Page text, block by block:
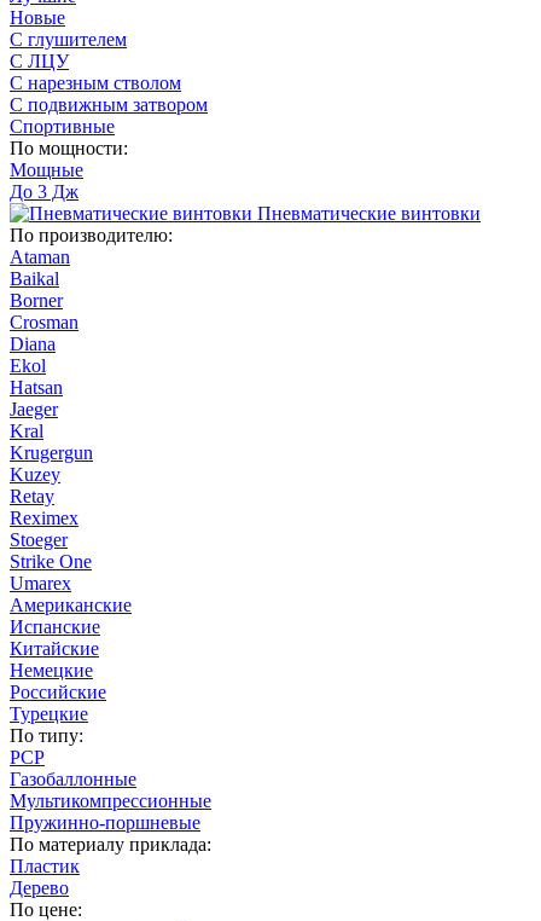
Новые
С глушителем
С ЛЦУ
С нарезным стволом
С подвижным затвором
Спортивные
По мощности:
Мощные
До 3 Дж
Пневматические винтовки
По производителю:
Ataman
Baikal
Borner
Crosman
Diana
Ekol
Hatsan
Jaeger
Kral
Krugergun
Kuzey
Retay
Reximex
Stoeger
Strike One
Umarex
Американские
Испанские
Китайские
Немецкие
Российские
Турецкие
По типу:
PCP
Газобаллонные
Мультикомпрессионные
Пружинно-поршневые
По материалу приклада:
Пластик
Дерево
По цене: